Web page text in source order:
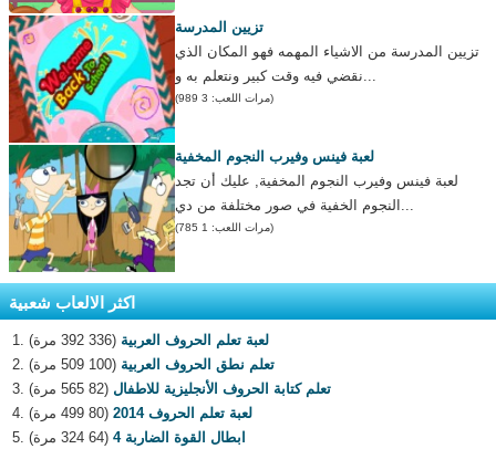
تزيين المدرسة
تزيين المدرسة من الاشياء المهمه فهو المكان الذي
نقضي فيه وقت كبير ونتعلم به و...
(مرات اللعب: 3 989)
لعبة فينس وفيرب النجوم المخفية
لعبة فينس وفيرب النجوم المخفية, عليك أن تجد
النجوم الخفية في صور مختلفة من دي...
(مرات اللعب: 1 785)
اكثر الالعاب شعبية
لعبة تعلم الحروف العربية (336 392 مرة)
تعلم نطق الحروف العربية (100 509 مرة)
تعلم كتابة الحروف الأنجليزية للاطفال (82 565 مرة)
لعبة تعلم الحروف 2014
(80 499 مرة)
ابطال القوة الضاربة 4
(64 324 مرة)